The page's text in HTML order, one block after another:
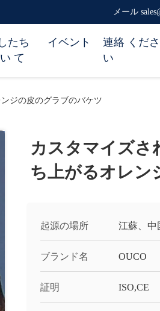
メール
たち
て
イベント
連絡 くださ
い
ジの皮のグラブのバケツ
カスタマイズさ
ち上がるオレン
起源の場所 江蘇、中
ブランド名 OUCO
証明 ISO,CE